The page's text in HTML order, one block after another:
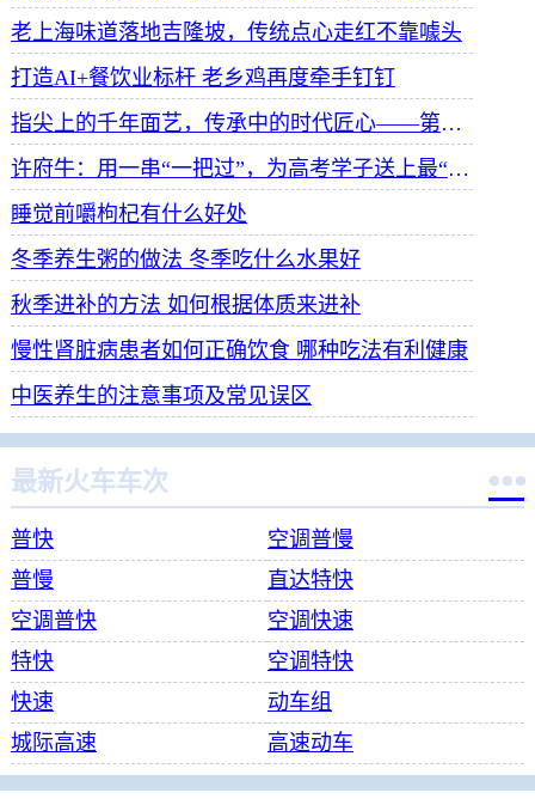
老上海味道落地吉隆坡，传统点心走红不靠噱头
打造AI+餐饮业标杆 老乡鸡再度牵手钉钉
指尖上的千年面艺，传承中的时代匠心——第八届“安琪酵母杯”中华发酵面食大赛武汉赛区开赛
许府牛：用一串“一把过”，为高考学子送上最“牛”祝福
睡觉前嚼枸杞有什么好处
冬季养生粥的做法 冬季吃什么水果好
秋季进补的方法 如何根据体质来进补
慢性肾脏病患者如何正确饮食 哪种吃法有利健康
中医养生的注意事项及常见误区
最新火车车次 
普快
空调普慢
普慢
直达特快
空调普快
空调快速
特快
空调特快
快速
动车组
城际高速
高速动车